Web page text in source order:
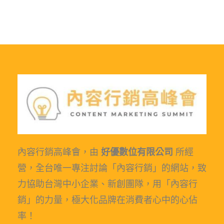
內容行銷高峰會，由 好優數位有限公司 所經
營，全台唯一專注討論「內容行銷」的網站，致
力協助台灣中小企業、新創團隊，用「內容行
銷」的力量，極大化品牌在消費者心中的心佔
率！